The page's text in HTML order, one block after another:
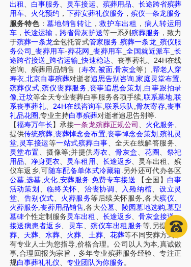
出租 、 白事服务、 灵车接运、 殡葬用品、 长途跨省殡葬
用车、 火化预约 ， 下葬安葬礼仪服务 ， 殡仪一条龙服务
服务特色：墓地销售转让 ，救护车出租 ， 病人转运用
车， 长途运输 ，跨省骨灰护送等一系列 殡葬服务 ，致力
于殡葬一条龙全包托管式管家服务 .殡葬一条龙_ 殡仪服
务公司
_丧葬用车-葬花网 丧葬用车 全国就近派车 长
途跨省接送 跨省运输 _快速稳达、丧事葬礼、 24H在线
咨询、殡葬用品销售 （寿衣 被面, 骨灰盒等）
帮老人穿
寿衣 ,北京白事殡葬对逝者追思告别咨询 ,家庭灵堂布置
殡葬仪式 殡仪丧葬服务 丧事追思会策划 白事跟拍录
像 迁坟等全天专业丧葬白事服务各项手续 联系墓地 ,联
系丧事葬礼、24H在线咨询车 联系乐队 骨灰寄存, 丧事
礼品花圈 专业主持白事殡葬对逝者追思告别等.
【福寿万年长 】承接一条龙殡葬正规公司 、 火化服务、
提供传统殡葬 丧葬悼念会布置, 丧事悼念会策划 殡礼灵
堂 灵车接运等一站式殡葬白事、全天在线解答服务、
灵堂布置、摄像等;并提供寿衣、骨灰盒 、花圈 、 祭祀
用品、 净身更衣、 灵车租用 、 长途返乡、 灵车出租 、殡
仪车返乡 可 随车配备单体式冷藏箱 另外还可代办各区
公墓 选墓 火化 安葬服务 免费专车接送 【全国】 白事
活动策划 、临终关怀、 治丧协调 、 入殓纳棺、 设立灵
堂、 告别仪式、 火葬服务等后续关怀服务,各大殡仪、
火葬服务,丧葬用品销售,各大公墓、 陵园墓地选购,墓型
墓碑个性定制服务 灵车出租 、 长途返乡、 骨灰盒接送、
接送病患者返乡、 灵车、殡仪车出租服务等,另提供树
葬、 天葬、水葬、 火葬、 土葬、 花葬等不同安葬方式，
有专业人士为您指导,价格合理。公司以人为本,真诚做
事,合理回报为宗旨，多年专业殡葬服务经验、专注正
规白事葬礼礼仪、 专业团队为你服务。